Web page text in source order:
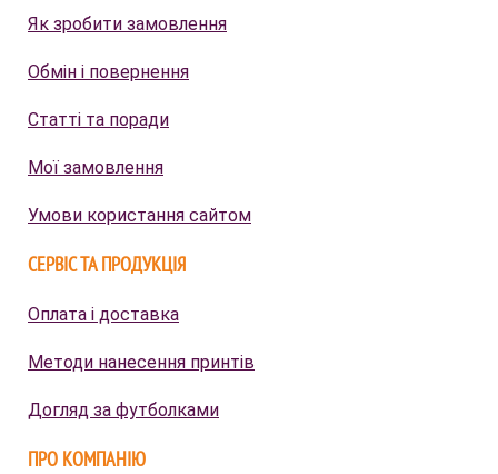
Як зробити замовлення
Обмін і повернення
Статті та поради
Мої замовлення
Умови користання сайтом
СЕРВІС ТА ПРОДУКЦІЯ
Оплата і доставка
Методи нанесення принтів
Догляд за футболками
ПРО КОМПАНІЮ